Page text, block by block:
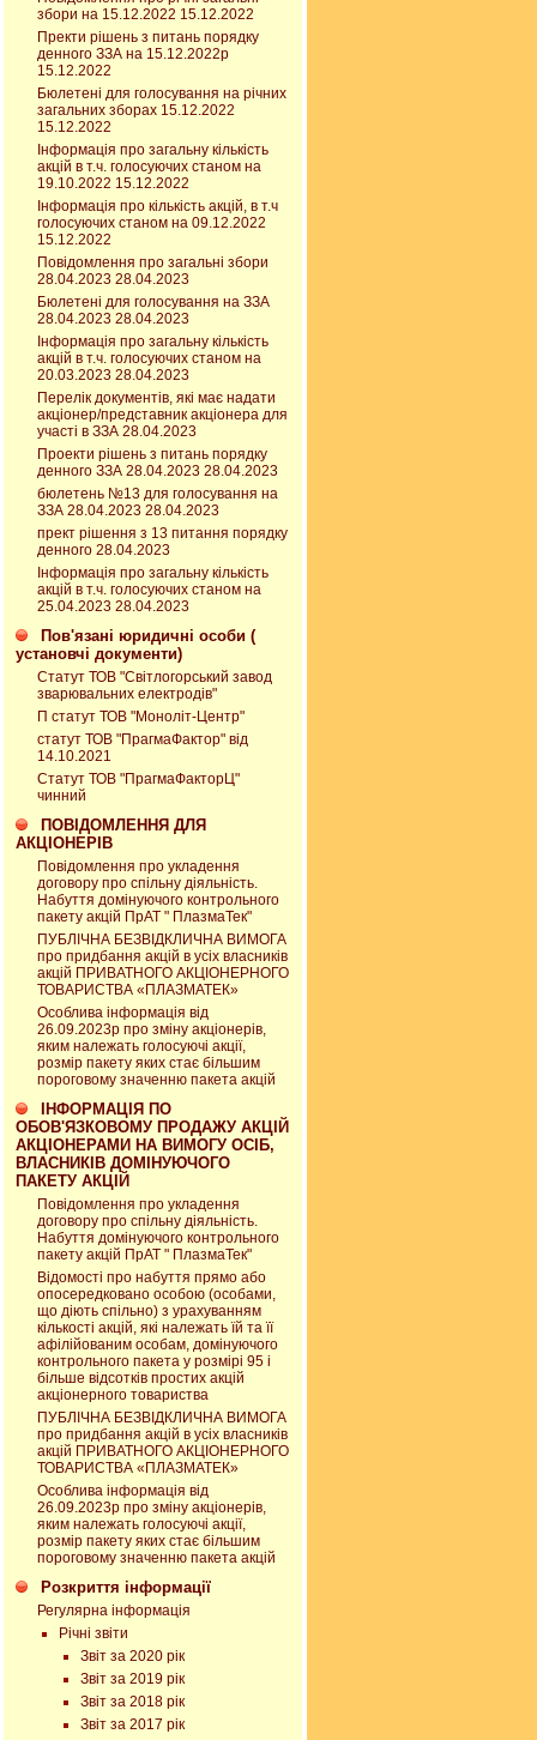
збори на 15.12.2022 15.12.2022
Пректи рішень з питань порядку
денного ЗЗА на 15.12.2022р
15.12.2022
Бюлетені для голосування на річних
загальних зборах 15.12.2022
15.12.2022
Інформація про загальну кількість
акцій в т.ч. голосуючих станом на
19.10.2022 15.12.2022
Інформація про кількість акцій, в т.ч
голосуючих станом на 09.12.2022
15.12.2022
Повідомлення про загальні збори
28.04.2023 28.04.2023
Бюлетені для голосування на ЗЗА
28.04.2023 28.04.2023
Інформація про загальну кількість
акцій в т.ч. голосуючих станом на
20.03.2023 28.04.2023
Перелік документів, які має надати
акціонер/представник акціонера для
участі в ЗЗА 28.04.2023
Проекти рішень з питань порядку
денного ЗЗА 28.04.2023 28.04.2023
бюлетень №13 для голосування на
ЗЗА 28.04.2023 28.04.2023
прект рішення з 13 питання порядку
денного 28.04.2023
Інформація про загальну кількість
акцій в т.ч. голосуючих станом на
25.04.2023 28.04.2023
Пов'язані юридичні особи (
установчі документи)
Статут ТОВ "Світлогорський завод
зварювальних електродів"
П статут ТОВ "Моноліт-Центр"
статут ТОВ "ПрагмаФактор" від
14.10.2021
Статут ТОВ "ПрагмаФакторЦ"
чинний
ПОВІДОМЛЕННЯ ДЛЯ
АКЦІОНЕРІВ
Повідомлення про укладення
договору про спільну діяльність.
Набуття домінуючого контрольного
пакету акцій ПрАТ " ПлазмаТек"
ПУБЛІЧНА БЕЗВІДКЛИЧНА ВИМОГА
про придбання акцій в усіх власників
акцій ПРИВАТНОГО АКЦІОНЕРНОГО
ТОВАРИСТВА «ПЛАЗМАТЕК»
Особлива інформація від
26.09.2023р про зміну акціонерів,
яким належать голосуючі акції,
розмір пакету яких стає більшим
пороговому значенню пакета акцій
ІНФОРМАЦІЯ ПО
ОБОВ'ЯЗКОВОМУ ПРОДАЖУ АКЦІЙ
АКЦІОНЕРАМИ НА ВИМОГУ ОСІБ,
ВЛАСНИКІВ ДОМІНУЮЧОГО
ПАКЕТУ АКЦІЙ
Повідомлення про укладення
договору про спільну діяльність.
Набуття домінуючого контрольного
пакету акцій ПрАТ " ПлазмаТек"
Відомості про набуття прямо або
опосередковано особою (особами,
що діють спільно) з урахуванням
кількості акцій, які належать їй та її
афілійованим особам, домінуючого
контрольного пакета у розмірі 95 і
більше відсотків простих акцій
акціонерного товариства
ПУБЛІЧНА БЕЗВІДКЛИЧНА ВИМОГА
про придбання акцій в усіх власників
акцій ПРИВАТНОГО АКЦІОНЕРНОГО
ТОВАРИСТВА «ПЛАЗМАТЕК»
Особлива інформація від
26.09.2023р про зміну акціонерів,
яким належать голосуючі акції,
розмір пакету яких стає більшим
пороговому значенню пакета акцій
Розкриття інформації
Регулярна інформація
Річні звіти
Звіт за 2020 рік
Звіт за 2019 рік
Звіт за 2018 рік
Звіт за 2017 рік